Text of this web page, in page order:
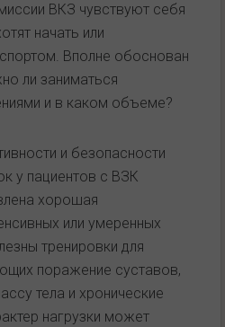
ВКЗ чувствуют себя
начать или
Вполне обоснован
ли заниматься
и в каком объеме?
и безопасности
у пациентов с ВЗК
хорошая
или умеренных
тренировки для
поражение суставов,
тела и хронические
нагрузки может